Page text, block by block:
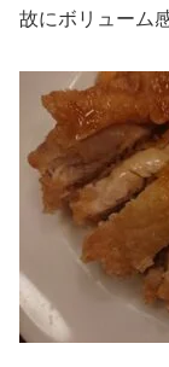
故にボリューム